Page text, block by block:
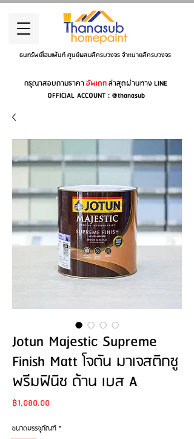
ธนทรัพย์โฮมเพ้นท์ ศูนย์ผสมสีครบวงจร จำหน่ายสีครบวงจร
กรุณาสอบถามราคาอัพเดทล่าสุดผ่านทาง LINE
OFFICIAL ACCOUNT : @thanasub
Jotun Majestic Supreme
Finish Matt โจตัน มาเจสติกซู
พรีมฟินิช ด้าน เบส A
฿1,080.00Price
ขนาดบรรจุภัณฑ์ *